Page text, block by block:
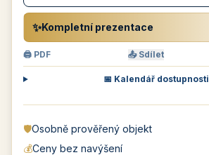
✨Kompletní prezentace
🖨 PDF 📤 Sdílet
📅 Kalendář dostupnosti
🛡️Osobně prověřený objekt
💰Ceny bez navýšení